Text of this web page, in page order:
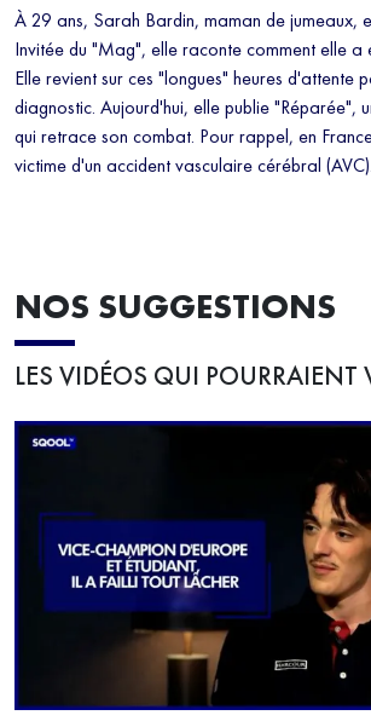
À 29 ans, Sarah Bardin, maman de jumeaux,
Invitée du "Mag", elle raconte comment elle a
Elle revient sur ces "longues" heures d'attente
diagnostic. Aujourd'hui, elle publie "Réparée",
qui retrace son combat. Pour rappel, en
victime d'un accident vasculaire cérébral (AVC).
NOS SUGGESTIONS
LES VIDÉOS QUI POURRAIENT